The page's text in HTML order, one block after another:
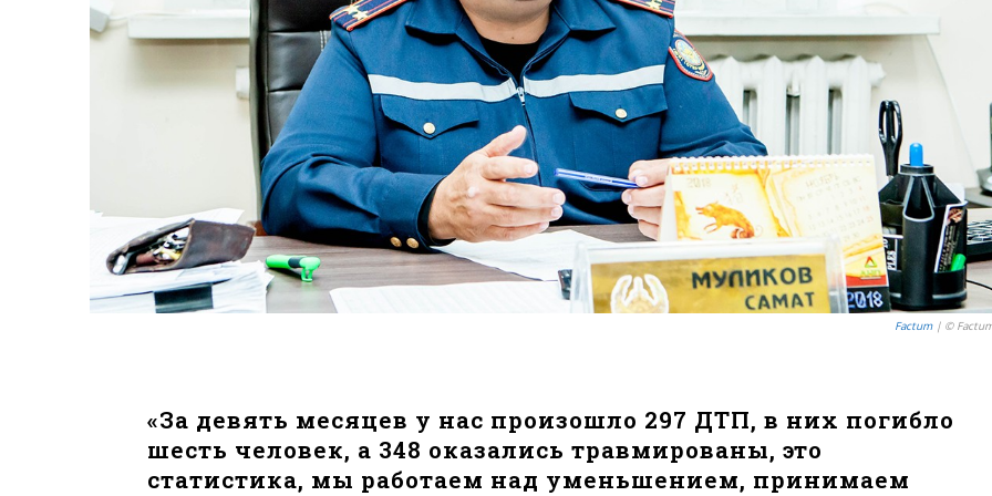
Factum| ©
«За девять месяцев у нас произошло 297 ДТП, в них погибло
шесть человек, а 348 оказались травмированы, это
статистика, мы работаем над уменьшением, принимаем